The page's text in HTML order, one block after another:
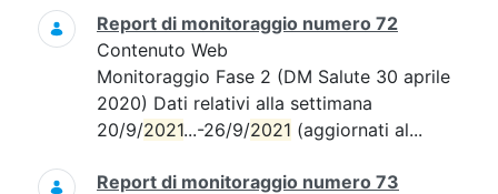
Report di monitoraggio numero 72
Contenuto Web
Monitoraggio Fase 2 (DM Salute 30 aprile
2020) Dati relativi alla settimana
20/9/2021...-26/9/2021 (aggiornati al...
Report di monitoraggio numero 73